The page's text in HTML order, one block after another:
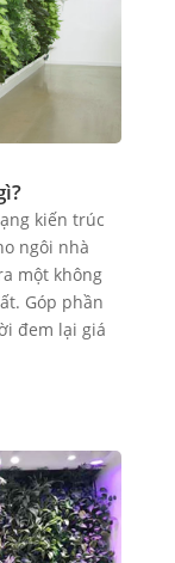
kiến trúc
ngôi nhà
một không
Góp phần
đem lại giá